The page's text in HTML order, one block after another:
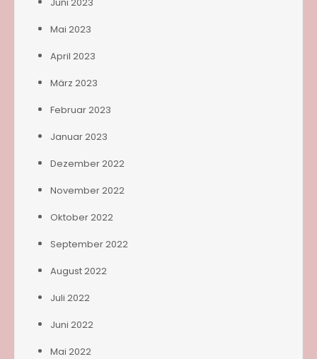
Mai 2023
April 2023
März 2023
Februar 2023
Januar 2023
Dezember 2022
November 2022
Oktober 2022
September 2022
August 2022
Juli 2022
Juni 2022
Mai 2022